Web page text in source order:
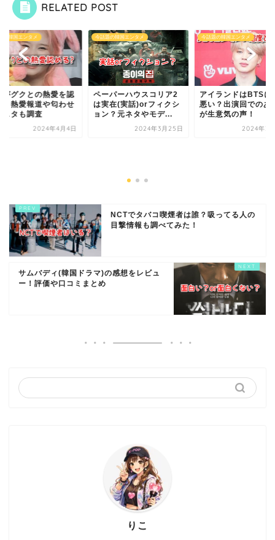
RELATED POST
の韓国エンタメ
がグクとの熱愛を認
？熱愛報道や匂わせ
スタも調査
2024年4月4日
今話題の韓国エンタメ
ペーパーハウスコリア2
は実在(実話)orフィクシ
ョン？元ネタやモデ...
2024年3月25日
今話題の韓国エンタメ
アイランドはBTSに
悪い？出演回でのあ
が生意気の声！
2024年3
NCTでタバコ喫煙者は誰？吸ってる人の
目撃情報も調べてみた！
サムバディ(韓国ドラマ)の感想をレビュ
ー！評価や口コミまとめ
りこ